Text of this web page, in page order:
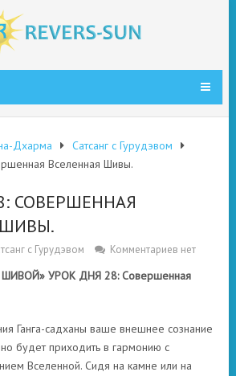
Дхарма
Сатсанг с Гурудэвом
Вселенная Шивы.
СОВЕРШЕННАЯ
с Гурудэвом Комментариев нет
ШИВОЙ» УРОК ДНЯ 28: Совершенная
Ганга-садханы ваше внешнее сознание
будет приходить в гармонию с
Вселенной. Сидя на камне или на